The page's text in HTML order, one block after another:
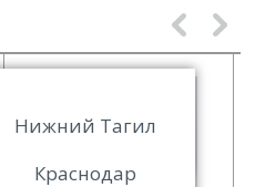
Нижний Тагил
Краснодар